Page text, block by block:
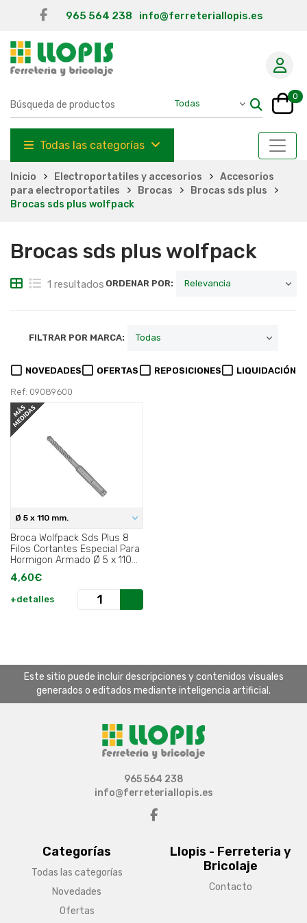
965 564 238 info@ferreteriallopis.es
0
Todas las categorías
Inicio Electroportatiles y accesorios
Accesorios
para electroportatiles
Brocas
Brocas sds plus
Brocas sds plus wolfpack
Brocas sds plus wolfpack
1 resultados ORDENAR POR:
FILTRAR POR MARCA:
NOVEDADES OFERTAS REPOSICIONES LIQUIDACIÓN
Ref: 09089600
Ø 5 x 110 mm.
Broca Wolfpack Sds Plus 8
Filos Cortantes Especial Para
Hormigon Armado Ø 5 x 110
mm..
4,60€
+detalles
Este sitio puede incluir descripciones y contenidos visuales
generados o editados mediante inteligencia artificial.
Categorías
Todas las categorías
Novedades
Ofertas
Llopis - Ferreteria y
Bricolaje
Contacto
965 564 238
info@ferreteriallopis.es